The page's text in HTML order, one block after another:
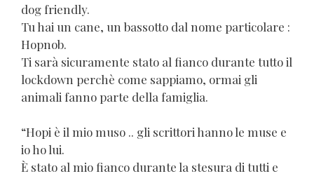
dog friendly.
Tu hai un cane, un bassotto dal nome particolare :
Hopnob.
Ti sarà sicuramente stato al fianco durante tutto il
lockdown perchè come sappiamo, ormai gli
animali fanno parte della famiglia.
“Hopi è il mio muso .. gli scrittori hanno le muse e
io ho lui.
È stato al mio fianco durante la stesura di tutti e